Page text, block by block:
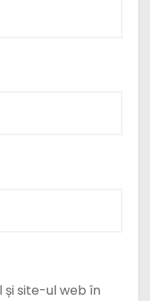
și site-ul web în